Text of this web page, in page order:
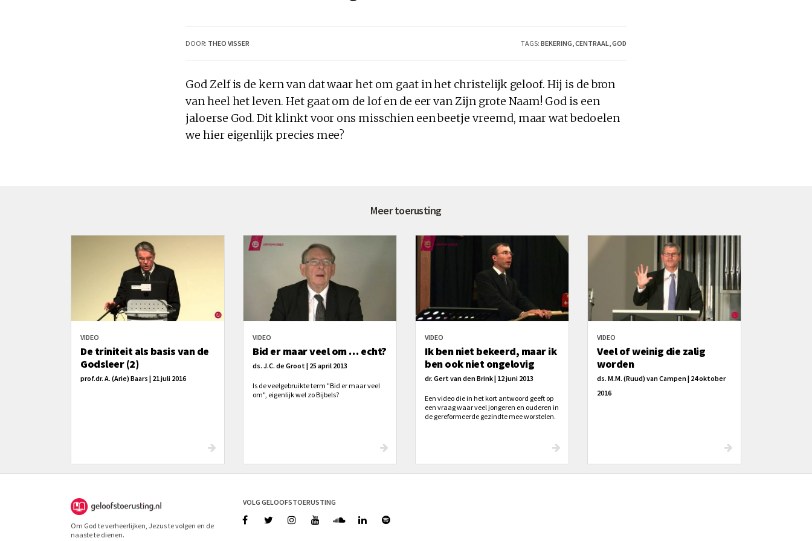
DOOR: THEO VISSER TAGS: BEKERING CENTRAAL GOD
God Zelf is de kern van dat waar het om gaat in het christelijk geloof. Hij is de bron
van heel het leven. Het gaat om de lof en de eer van Zijn grote Naam! God is een
jaloerse God. Dit klinkt voor ons misschien een beetje vreemd, maar wat bedoelen
we hier eigenlijk precies mee?
Meer toerusting
VIDEO
De triniteit als basis van de
Godsleer (2)
prof.dr. A. (Arie) Baars | 21 juli 2016
VIDEO
Bid er maar veel om … echt?
ds. J.C. de Groot | 25 april 2013
Is de veelgebruikte term "Bid er maar veel
om", eigenlijk wel zo Bijbels?
VIDEO
Ik ben niet bekeerd, maar ik
ben ook niet ongelovig
dr. Gert van den Brink | 12 juni 2013
Een video die in het kort antwoord geeft op
een vraag waar veel jongeren en ouderen in
de gereformeerde gezindte mee worstelen.
VIDEO
Veel of weinig die zalig
worden
ds. M.M. (Ruud) van Campen | 24 oktober
2016
Om God te verheerlijken, Jezus te volgen en de
naaste te dienen.
VOLG GELOOFSTOERUSTING